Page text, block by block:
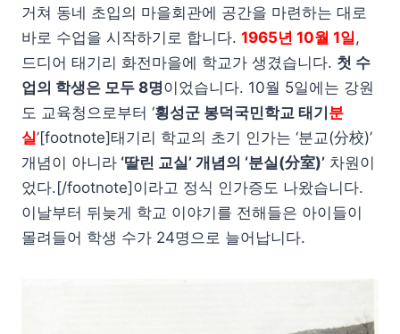
거쳐 동네 초입의 마을회관에 공간을 마련하는 대로
바로 수업을 시작하기로 합니다. 1965년 10월 1일 ,
드디어 태기리 화전마을에 학교가 생겼습니다. 첫 수
업의 학생은 모두 8명이었습니다. 10월 5일에는 강원
도 교육청으로부터 ‘횡성군 봉덕국민학교 태기분
실’[footnote]태기리 학교의 초기 인가는 ‘분교(分校)’
개념이 아니라 ‘딸린 교실’ 개념의 ‘분실(分室)’ 차원이
었다.[/footnote]이라고 정식 인가증도 나왔습니다.
이날부터 뒤늦게 학교 이야기를 전해들은 아이들이
몰려들어 학생 수가 24명으로 늘어납니다.